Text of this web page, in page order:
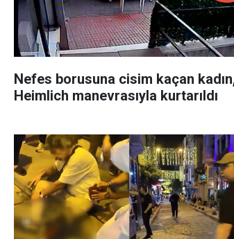
Nefes borusuna cisim kaçan
Heimlich manevrasıyla kurtarıldı